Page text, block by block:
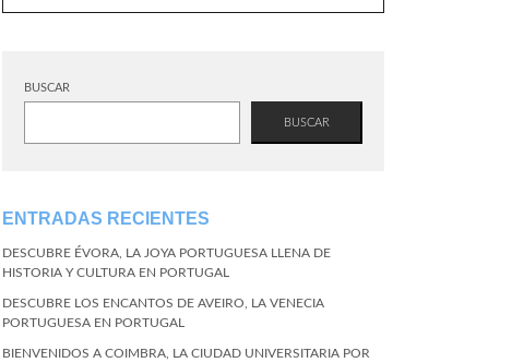
BUSCAR
BUSCAR
ENTRADAS RECIENTES
DESCUBRE ÉVORA, LA JOYA PORTUGUESA LLENA DE
HISTORIA Y CULTURA EN PORTUGAL
DESCUBRE LOS ENCANTOS DE AVEIRO, LA VENECIA
PORTUGUESA EN PORTUGAL
BIENVENIDOS A COIMBRA, LA CIUDAD UNIVERSITARIA POR